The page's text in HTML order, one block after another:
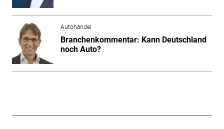
Autohandel
Branchenkommentar: Kann Deutschland
noch Auto?